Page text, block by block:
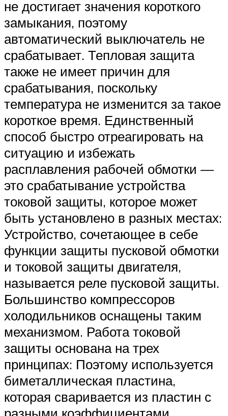
не достигает значения короткого
замыкания, поэтому
автоматический выключатель не
срабатывает. Тепловая защита
также не имеет причин для
срабатывания, поскольку
температура не изменится за такое
короткое время. Единственный
способ быстро отреагировать на
ситуацию и избежать
расплавления рабочей обмотки —
это срабатывание устройства
токовой защиты, которое может
быть установлено в разных местах:
Устройство, сочетающее в себе
функции защиты пусковой обмотки
и токовой защиты двигателя,
называется реле пусковой защиты.
Большинство компрессоров
холодильников оснащены таким
механизмом. Работа токовой
защиты основана на трех
принципах: Поэтому используется
биметаллическая пластина,
которая сваривается из пластин с